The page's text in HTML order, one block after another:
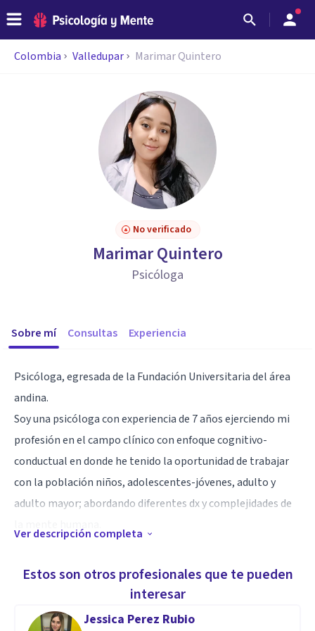
Colombia Valledupar Marimar Quintero
No verificado
Marimar Quintero
Psicóloga
Sobre mí Consultas Experiencia
Psicóloga, egresada de la Fundación Universitaria del área
andina.
Soy una psicóloga con experiencia de 7 años ejerciendo mi
profesión en el campo clínico con enfoque cognitivo-
conductual en donde he tenido la oportunidad de trabajar
con la población niños, adolescentes-jóvenes, adulto y
adulto mayor; abordando diferentes dx y complejidades de
Cuento con una sensibilidad especial para conectar con las
empático y libre de juicios. Tengo habilidades sólidas en la
Ver descripción completa
Estos son otros profesionales que te pueden
interesar
Jessica Perez Rubio